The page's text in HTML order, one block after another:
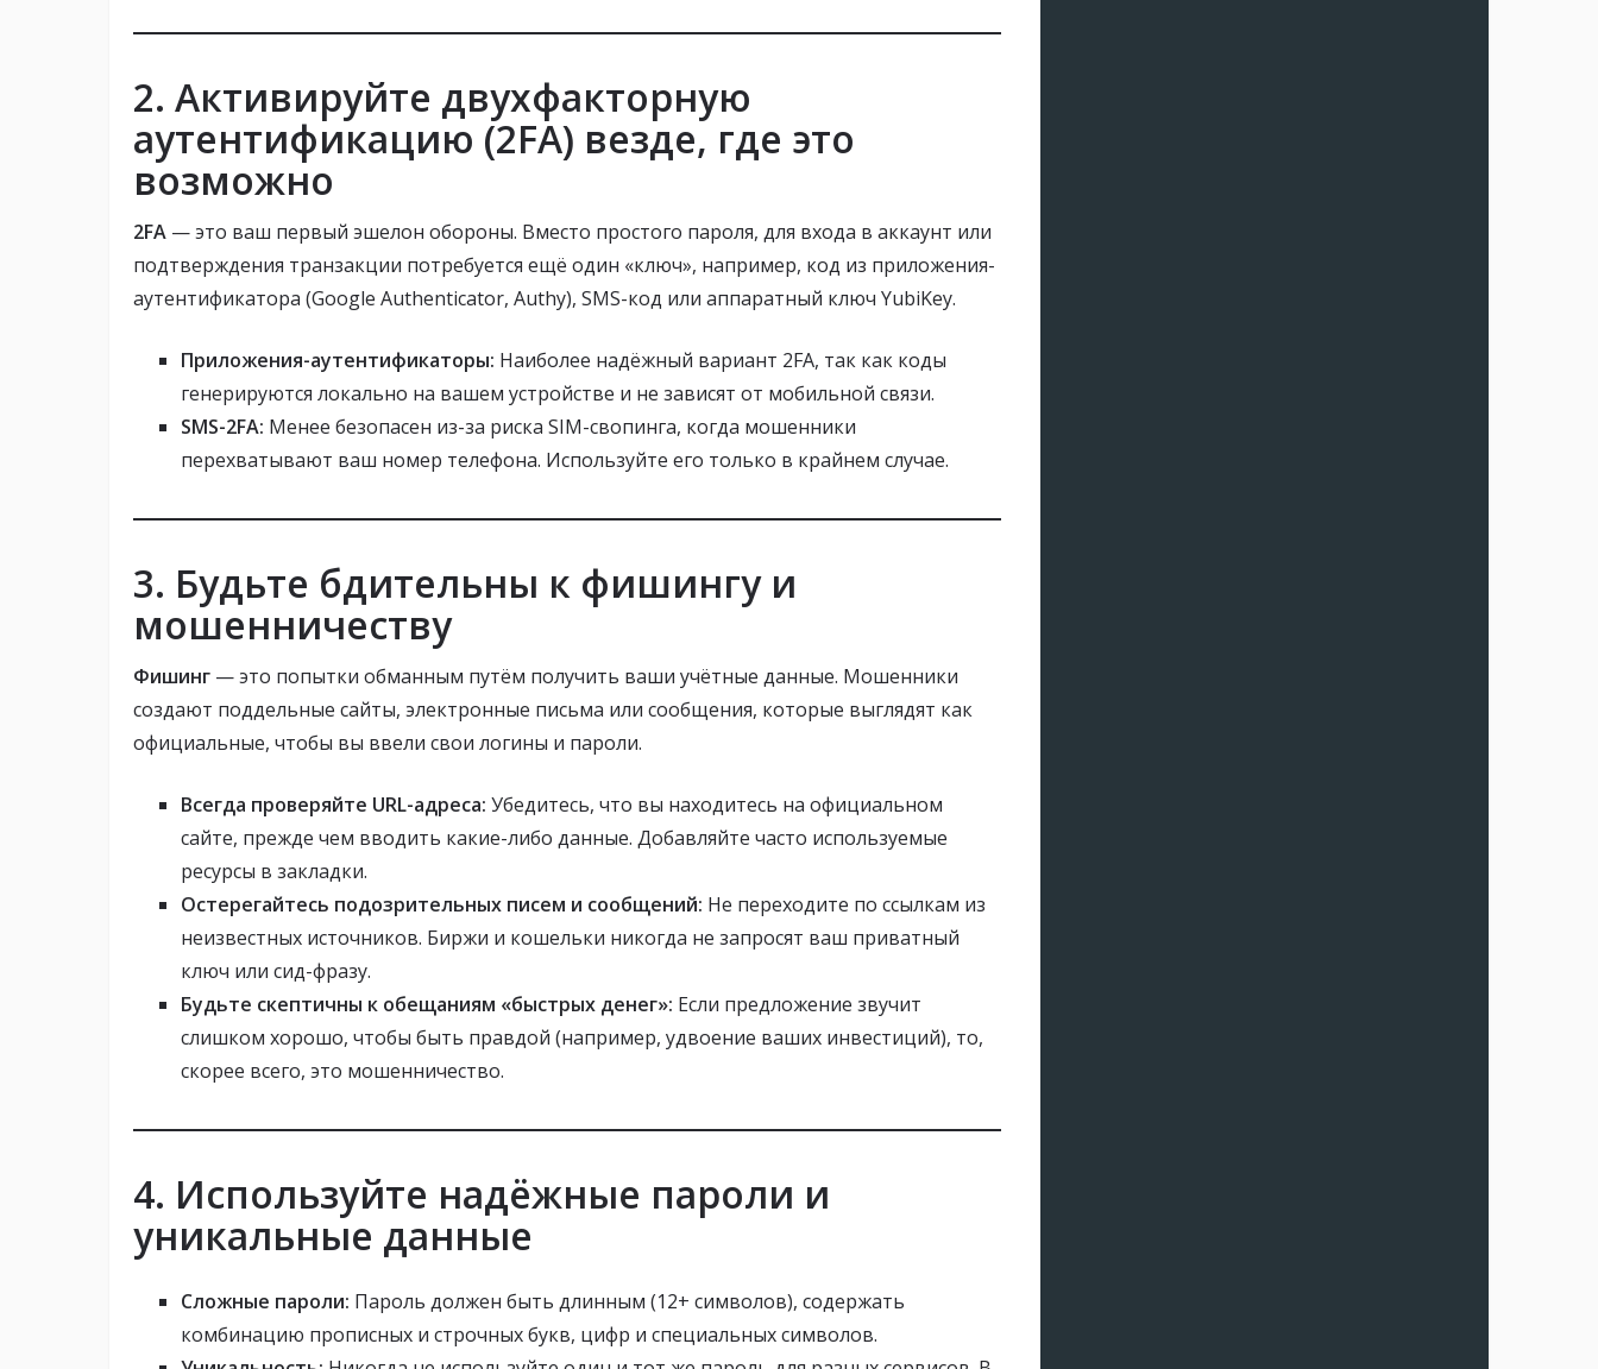
2. Активируйте двухфакторную
аутентификацию (2FA) везде, где это
возможно
2FA — это ваш первый эшелон обороны. Вместо простого пароля, для входа в аккаунт или
подтверждения транзакции потребуется ещё один «ключ», например, код из приложения-
аутентификатора (Google Authenticator, Authy), SMS-код или аппаратный ключ YubiKey.
Приложения-аутентификаторы: Наиболее надёжный вариант 2FA, так как коды
генерируются локально на вашем устройстве и не зависят от мобильной связи.
SMS-2FA: Менее безопасен из-за риска SIM-свопинга, когда мошенники
перехватывают ваш номер телефона. Используйте его только в крайнем случае.
3. Будьте бдительны к фишингу и
мошенничеству
Фишинг — это попытки обманным путём получить ваши учётные данные. Мошенники
создают поддельные сайты, электронные письма или сообщения, которые выглядят как
официальные, чтобы вы ввели свои логины и пароли.
Всегда проверяйте URL-адреса: Убедитесь, что вы находитесь на официальном
сайте, прежде чем вводить какие-либо данные. Добавляйте часто используемые
ресурсы в закладки.
Остерегайтесь подозрительных писем и сообщений: Не переходите по ссылкам из
неизвестных источников. Биржи и кошельки никогда не запросят ваш приватный
ключ или сид-фразу.
Будьте скептичны к обещаниям «быстрых денег»: Если предложение звучит
слишком хорошо, чтобы быть правдой (например, удвоение ваших инвестиций), то,
скорее всего, это мошенничество.
4. Используйте надёжные пароли и
уникальные данные
Сложные пароли: Пароль должен быть длинным (12+ символов), содержать
комбинацию прописных и строчных букв, цифр и специальных символов.